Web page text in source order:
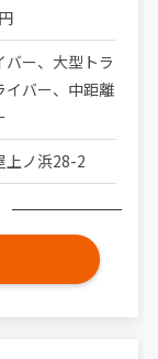
ー、大型トラ
イバー、中距離
上ノ浜28-2